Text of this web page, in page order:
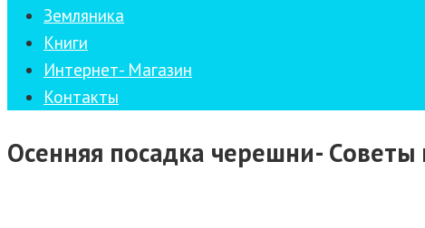
Земляника
Книги
Интернет- Магазин
Контакты
Осенняя посадка черешни-